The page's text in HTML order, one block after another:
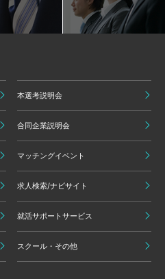
本選考説明会
合同企業説明会
マッチングイベント
求人検索/ナビサイト
就活サポートサービス
スクール・その他